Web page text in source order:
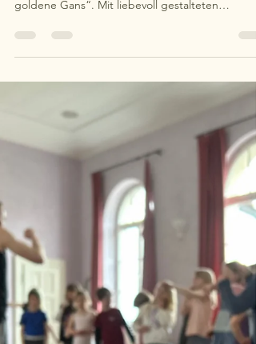
Es wurde märchenhaft in unserer ersten Klasse:
begeisterte mit ihrer Aufführung von „Die
Hingabe zeigten die Kinder ihr Können. Ein
fröhlicher Ausklang im Garten mit Gesang und
einem spielerischen Einblick ins kleine Einmaleins
rundete den besonderen Nachmittag ab.